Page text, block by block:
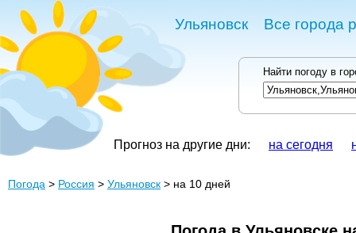
Ульяновск Все города
Найти погоду в
Прогноз на другие дни: на сегодня
Погода > Россия > Ульяновск > на 10 дней